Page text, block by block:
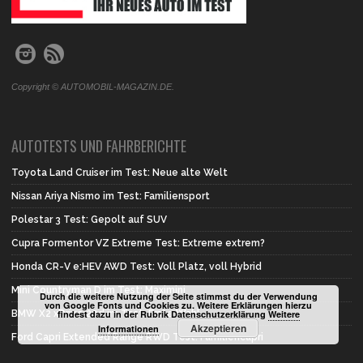
Copyright © AUTOMOBIL-MAGAZIN.DE.
AUTOTESTS UND FAHRBERICHTE
Toyota Land Cruiser im Test: Neue alte Welt
Nissan Ariya Nismo im Test: Familiensport
Polestar 3 Test: Gepolt auf SUV
Cupra Formentor VZ Extreme Test: Extreme extrem?
Honda CR-V e:HEV AWD Test: Voll Platz, voll Hybrid
Mini Countryman D im Test: Maximini
BMW X2 xDrive 20d im Test: Erste Wahl
Ford Capri Extended Range RWD Test: Familiencapri
Durch die weitere Nutzung der Seite stimmst du der Verwendung
von Google Fonts und Cookies zu. Weitere Erklärungen hierzu
findest dazu in der Rubrik DatenschutzerklärungWeitere
Informationen
Akzeptieren